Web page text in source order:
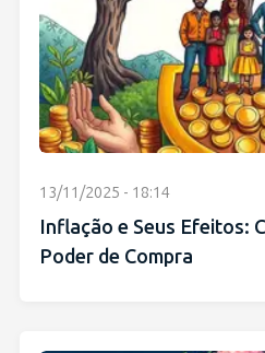
13/11/2025 - 18:14
Inflação e Seus Efeitos:
Poder de Compra